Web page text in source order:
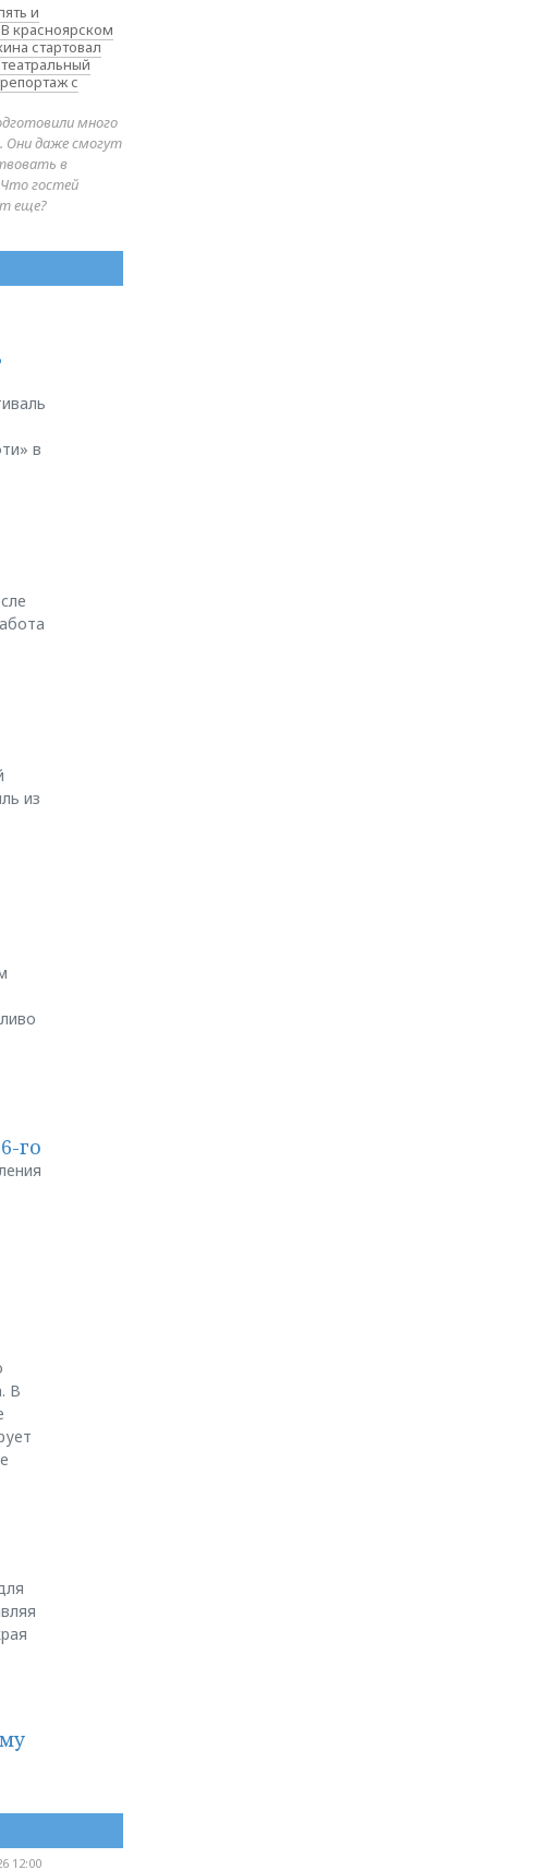
и
красноярском
стартовал
с
много
Они даже смогут
в
гостей
еще?
в
из
го
В
12:00